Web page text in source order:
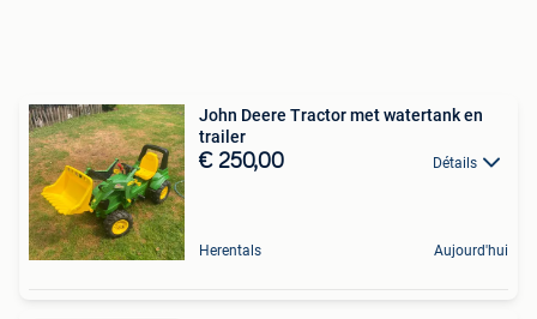
John Deere Tractor met watertank en
trailer
€ 250,00 Détails
Herentals Aujourd'hui